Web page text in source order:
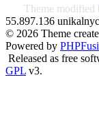
Theme modified
55.897.136
© 2026 Theme
Powered by
Released as free
GPL v3.